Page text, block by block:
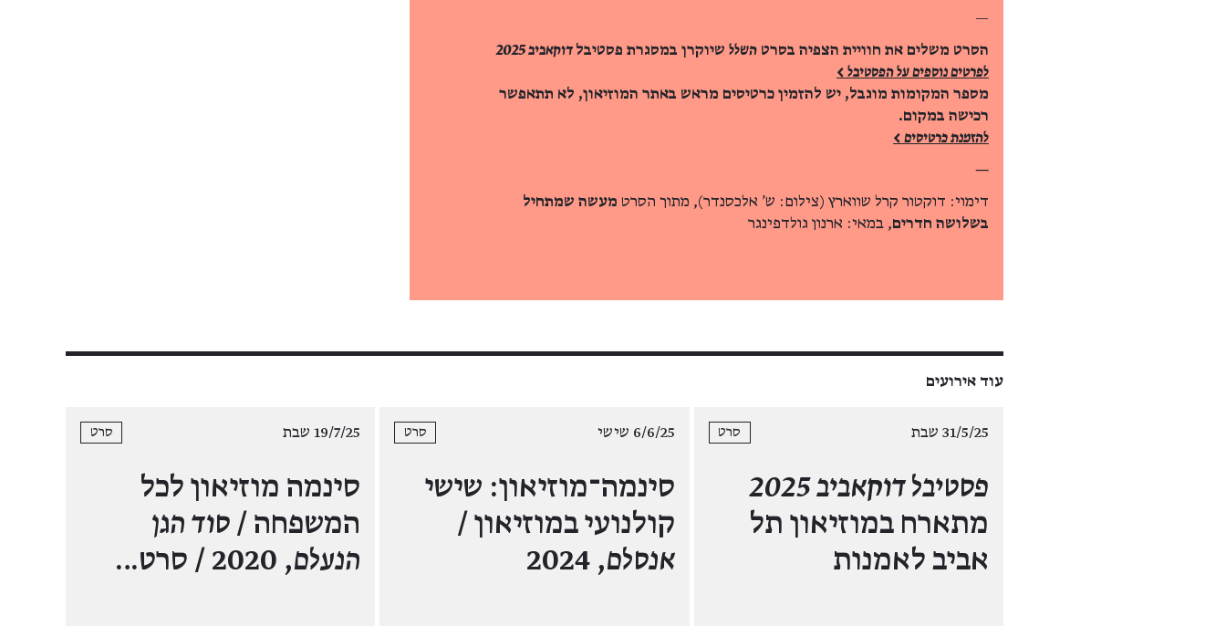
—
הסרט משלים את חוויית הצפיה בסרט השלל שיוקרן במסגרת פסטיבלדוקאביב 2025
לפרטים נוספים על הפסטיבל >
מספר המקומות מוגבל, יש להזמין כרטיסים מראש באתר המוזיאון, לא תתאפשר
רכישה במקום.
להזמנת כרטיסים >
—
דימוי: דוקטור קרל שווארץ (צילום: ש' אלכסנדר), מתוך הסרט מעשה שמתחיל
בשלושה חדרים, במאי: ארנון גולדפינגר
עוד אירועים
31/5/25 שבת סרט
פסטיבל דוקאביב 2025
מתארח במוזיאון תל
אביב לאמנות
6/6/25 שישי סרט
סינמה־מוזיאון: שישי
קולנועי במוזיאון /
אנסלם, 2024
19/7/25 שבת סרט
סינמה מוזיאון לכל
המשפחה / סוד הגן
הנעלם, 2020 / סרט…